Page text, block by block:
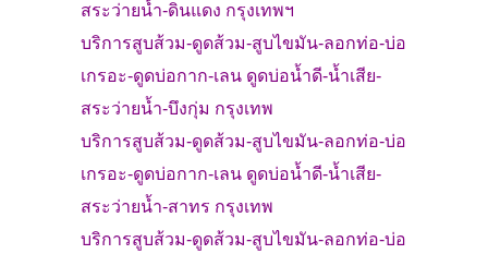
สระว่ายน้ำ-ดินแดง กรุงเทพฯ
บริการสูบส้วม-ดูดส้วม-สูบไขมัน-ลอกท่อ-บ่อ
เกรอะ-ดูดบ่อกาก-เลน ดูดบ่อน้ำดี-น้ำเสีย-
สระว่ายน้ำ-บึงกุ่ม กรุงเทพ
บริการสูบส้วม-ดูดส้วม-สูบไขมัน-ลอกท่อ-บ่อ
เกรอะ-ดูดบ่อกาก-เลน ดูดบ่อน้ำดี-น้ำเสีย-
สระว่ายน้ำ-สาทร กรุงเทพ
บริการสูบส้วม-ดูดส้วม-สูบไขมัน-ลอกท่อ-บ่อ